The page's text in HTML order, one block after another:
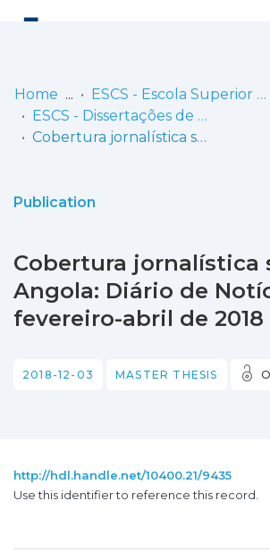
Communities
Statistics
Home
ESCS - Escola Superior de Comunicação Social
ESCS - Dissertações de Mestrado
Cobertura jornalística sobre Angola: Diário de Notícias, fevereiro-abril de 2018
Publication
Cobertura jornalística
Angola: Diário de
fevereiro-abril de 2018
2018-12-03 MASTER THESIS
http://hdl.handle.net/10400.21/9435
Use this identifier to reference this record.